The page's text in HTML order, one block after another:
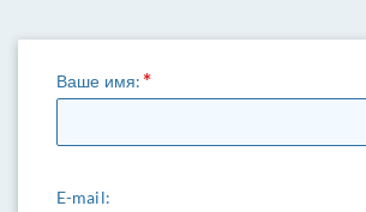
Ваше имя:
E-mail: